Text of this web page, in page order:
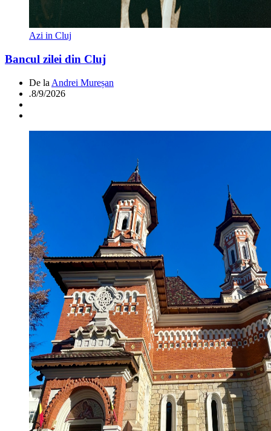
Azi in Cluj
Bancul zilei din Cluj
De la Andrei Mureșan
.8/9/2026